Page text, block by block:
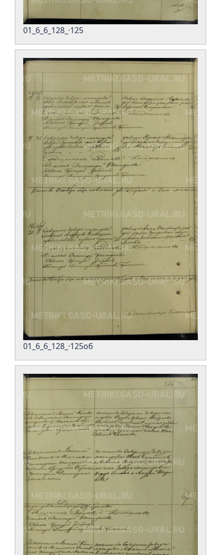
01_6_6_128_·125
01_6_6_128_·125об